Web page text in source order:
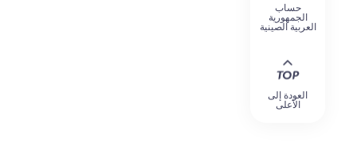
حساب
الجمهورية
العربية الصينية
العودة إلى
الأعلى